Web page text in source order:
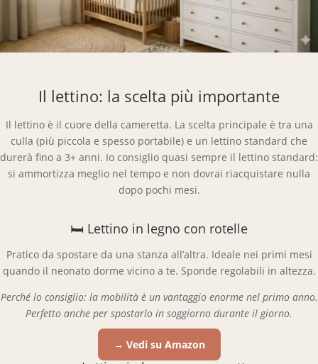
Il lettino: la scelta più importante
Il lettino è il cuore della cameretta. La scelta principale è tra una
culla (più piccola e spesso portabile) e un lettino standard che
durerà fino a 3+ anni. Io consiglio quasi sempre il lettino standard:
si ammortizza meglio nel tempo e non dovrai riacquistare nulla
dopo pochi mesi.
🛏 Lettino in legno con rotelle
Pratico da spostare da una stanza all’altra. Ideale nei primi mesi
quando il neonato dorme vicino a te. Sponde regolabili in altezza.
Perché lo consiglio: la mobilità è un vantaggio enorme nel primo anno.
Perfetto anche per spostarlo in soggiorno durante il giorno.
→ Vedi su Amazon